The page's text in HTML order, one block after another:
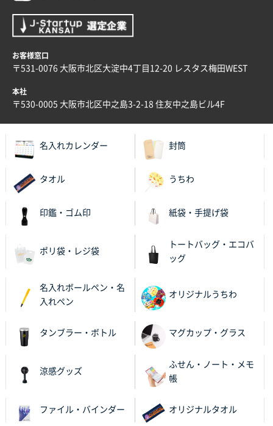
兵庫県のお客様
スタンダードメモ100P
ロゴが入れられること
ECOワンポイントポリ袋 A4サイズ（白）1000枚
A4箔押し名入れクリアファイル
300枚
以前発注しているので、データが残っている点が良か
ったので
栃木県M社様
ビオトープデスクメモ100P100枚
前回同様、安心できるから
uni ジェットストリーム 05300枚
何度か注文していて、満足していたから
のしメモ100P800枚
お客様窓口
〒531-0076 大阪市北区大淀中4丁目12-20 レスタス梅田WEST
本社
〒530-0005 大阪市北区中之島3-2-18 住友中之島ビル4F
名入れカレンダー 封筒
タオル うちわ
印鑑・ゴム印 紙袋・手提げ袋
ポリ袋・レジ袋
トートバッグ・エコバ
ッグ
名入れボールペン・名
入れペン
オリジナルうちわ
タンブラー・ボトル マグカップ・グラス
涼感グッズ
ふせん・ノート・メモ
帳
ファイル・バインダー オリジナルタオル